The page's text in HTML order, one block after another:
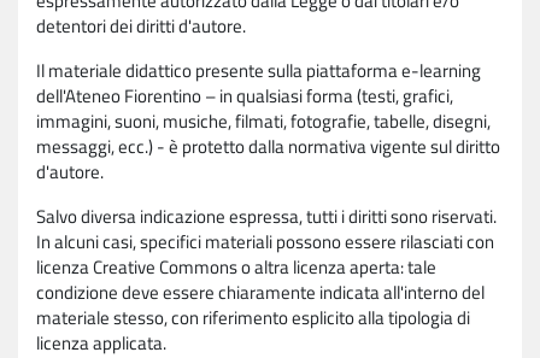
detentori dei diritti d'autore.
Il materiale didattico presente sulla piattaforma e-learning
dell'Ateneo Fiorentino – in qualsiasi forma (testi, grafici,
immagini, suoni, musiche, filmati, fotografie, tabelle, disegni,
messaggi, ecc.) - è protetto dalla normativa vigente sul diritto
d'autore.
Salvo diversa indicazione espressa, tutti i diritti sono riservati.
In alcuni casi, specifici materiali possono essere rilasciati con
licenza Creative Commons o altra licenza aperta: tale
condizione deve essere chiaramente indicata all'interno del
materiale stesso, con riferimento esplicito alla tipologia di
licenza applicata.